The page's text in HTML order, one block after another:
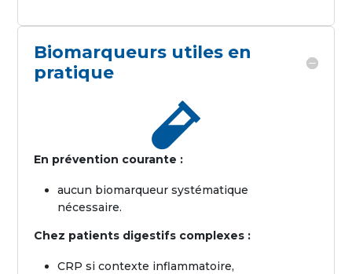
Biomarqueurs utiles en
pratique

En prévention courante :
aucun biomarqueur systématique
nécessaire.
Chez patients digestifs complexes :
CRP si contexte inflammatoire,